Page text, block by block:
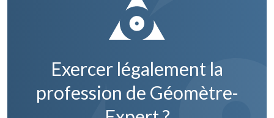
Exercer légalement la
profession de Géomètre-